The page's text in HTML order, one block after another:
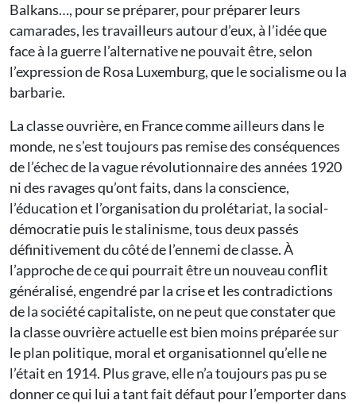
Balkans…, pour se préparer, pour préparer leurs
camarades, les travailleurs autour d’eux, à l’idée que
face à la guerre l’alternative ne pouvait être, selon
l’expression de Rosa Luxemburg, que le socialisme ou la
barbarie.
La classe ouvrière, en France comme ailleurs dans le
monde, ne s’est toujours pas remise des conséquences
de l’échec de la vague révolutionnaire des années 1920
ni des ravages qu’ont faits, dans la conscience,
l’éducation et l’organisation du prolétariat, la social-
démocratie puis le stalinisme, tous deux passés
définitivement du côté de l’ennemi de classe. À
l’approche de ce qui pourrait être un nouveau conflit
généralisé, engendré par la crise et les contradictions
de la société capitaliste, on ne peut que constater que
la classe ouvrière actuelle est bien moins préparée sur
le plan politique, moral et organisationnel qu’elle ne
l’était en 1914. Plus grave, elle n’a toujours pas pu se
donner ce qui lui a tant fait défaut pour l’emporter dans